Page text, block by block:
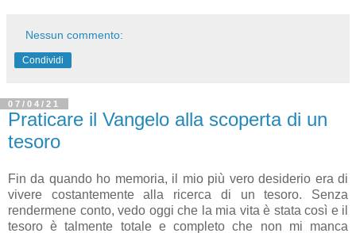
Nessun commento:
Condividi
07/04/21
Praticare il Vangelo alla scoperta di un
tesoro
Fin da quando ho memoria, il mio più vero desiderio era di
vivere costantemente alla ricerca di un tesoro. Senza
rendermene conto, vedo oggi che la mia vita è stata così e il
tesoro è talmente totale e completo che non mi manca